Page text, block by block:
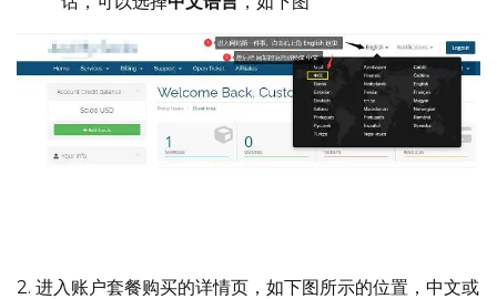
2. 进入账户套餐购买的详情页，如下图所示的位置，中文或